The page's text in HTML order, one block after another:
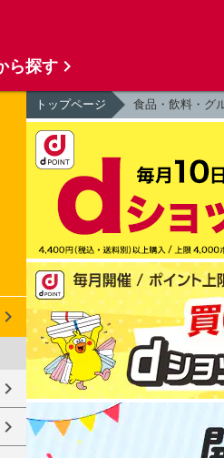
トップページ 食品・飲料・グ
ら探す